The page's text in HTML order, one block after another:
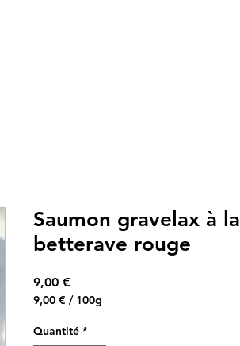
Saumon gravelax à la
betterave rouge
9,00 €Prix
9,00 € / 100g
pour
Quantité *